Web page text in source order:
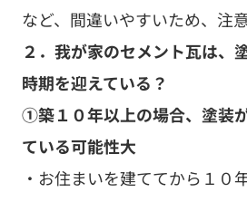
など、間違いやすいため、注
２．我が家のセメント瓦は、
時期を迎えている？
①築１０年以上の場合、塗装
ている可能性大
・お住まいを建ててから１０